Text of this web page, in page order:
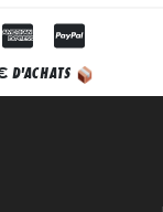
D'ACHATS